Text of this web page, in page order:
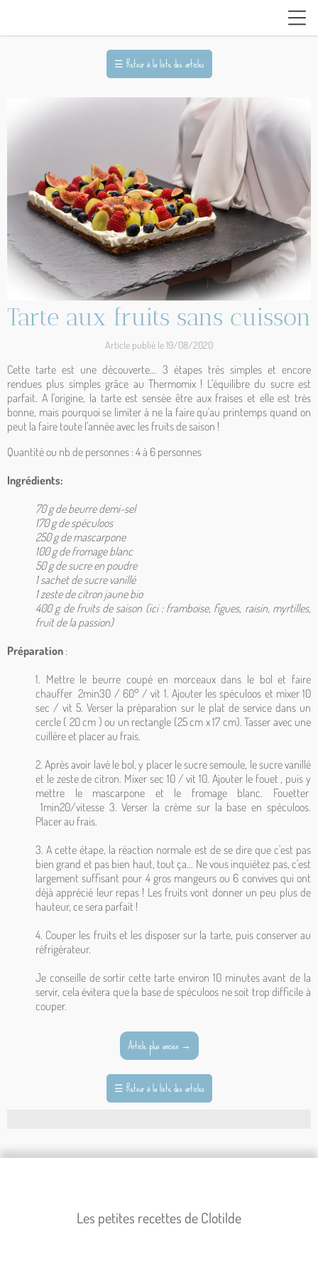
☰Retour à la liste des articles
Tarte aux fruits sans cuisson
Article publié le 19/08/2020
Cette tarte est une découverte... 3 étapes très simples et encore
rendues plus simples grâce au Thermomix ! L'équilibre du sucre est
parfait. A l'origine, la tarte est sensée être aux fraises et elle est très
bonne, mais pourquoi se limiter à ne la faire qu'au printemps quand on
peut la faire toute l'année avec les fruits de saison !
Quantité ou nb de personnes : 4 à 6 personnes
Ingrédients:
70 g de beurre demi-sel
170 g de spéculoos
250 g de mascarpone
100 g de fromage blanc
50 g de sucre en poudre
1 sachet de sucre vanillé
1 zeste de citron jaune bio
400 g de fruits de saison (ici : framboise, figues, raisin, myrtilles,
fruit de la passion)
Préparation :
1. Mettre le beurre coupé en morceaux dans le bol et faire
chauffer 2min30 / 60° / vit 1. Ajouter les spéculoos et mixer 10
sec / vit 5. Verser la préparation sur le plat de service dans un
cercle ( 20 cm ) ou un rectangle (25 cm x 17 cm). Tasser avec une
cuillère et placer au frais.
2. Après avoir lavé le bol, y placer le sucre semoule, le sucre vanillé
et le zeste de citron. Mixer sec 10 / vit 10. Ajouter le fouet , puis y
mettre le mascarpone et le fromage blanc. Fouetter
1min20/vitesse 3. Verser la crème sur la base en spéculoos.
Placer au frais.
3. A cette étape, la réaction normale est de se dire que c'est pas
bien grand et pas bien haut, tout ça... Ne vous inquiétez pas, c'est
largement suffisant pour 4 gros mangeurs ou 6 convives qui ont
déjà apprécié leur repas ! Les fruits vont donner un peu plus de
hauteur, ce sera parfait !
4. Couper les fruits et les disposer sur la tarte, puis conserver au
réfrigérateur.
Je conseille de sortir cette tarte environ 10 minutes avant de la
servir, cela évitera que la base de spéculoos ne soit trop difficile à
couper.
Article plus ancien→
☰Retour à la liste des articles
Les petites recettes de Clotilde